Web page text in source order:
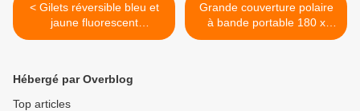
< Gilets réversible bleu et
jaune fluorescent
imperméabilisé. ref GOVA
Grande couverture polaire
à bande portable 180 x
120cm différents coloris
Hébergé par Overblog
Top articles